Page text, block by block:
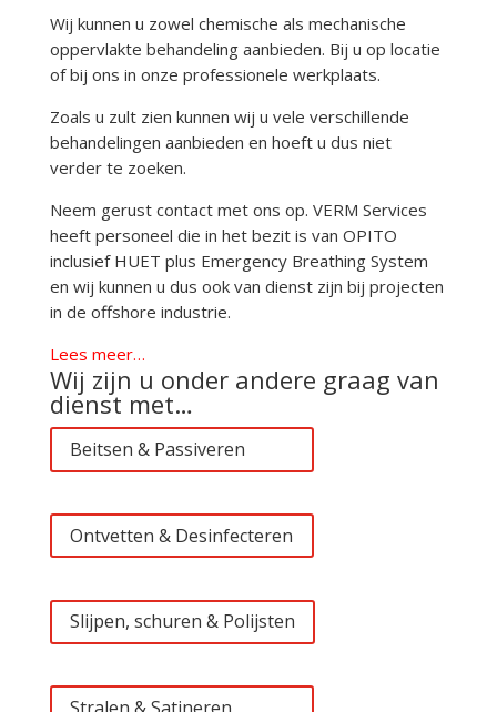
Wij kunnen u zowel chemische als mechanische
oppervlakte behandeling aanbieden. Bij u op locatie
of bij ons in onze professionele werkplaats.
Zoals u zult zien kunnen wij u vele verschillende
behandelingen aanbieden en hoeft u dus niet
verder te zoeken.
Neem gerust contact met ons op. VERM Services
heeft personeel die in het bezit is van OPITO
inclusief HUET plus Emergency Breathing System
en wij kunnen u dus ook van dienst zijn bij projecten
in de offshore industrie.
Lees meer…
Wij zijn u onder andere graag van
dienst met…
Beitsen & Passiveren
Ontvetten & Desinfecteren
Slijpen, schuren & Polijsten